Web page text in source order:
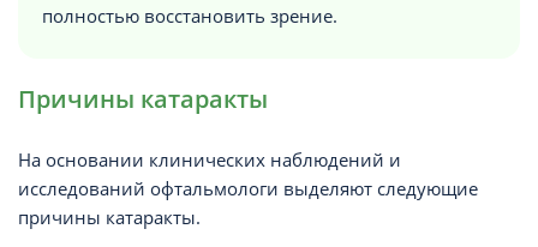
полностью восстановить зрение.
Причины катаракты
На основании клинических наблюдений и
исследований офтальмологи выделяют следующие
причины катаракты.